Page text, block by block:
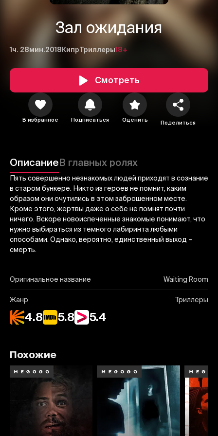
Зал ожидания
1ч. 28мин.2018 КипрТриллеры18+
Смотреть
В избранное Подписаться Оценить Поделиться
ОписаниеВ главных ролях
Пять совершенно незнакомых людей приходят в сознание
в старом бункере. Никто из героев не помнит, каким
образом они очутились в этом заброшенном месте.
Кроме этого, жертвы даже о себе не помнят почти
ничего. Вскоре новоиспеченные знакомые понимают, что
нужно выбираться из темного лабиринта любыми
способами. Однако, вероятно, единственный выход –
смерть.
Оригинальное название Waiting Room
Жанр Триллеры
4.8 5.8 5.4
Отправить
Похожие